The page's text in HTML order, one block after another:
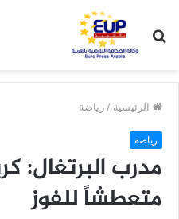
عن
الرئيسية / رياضة
رياضة
مدرب البرتغال:
متعطشاً للفوز